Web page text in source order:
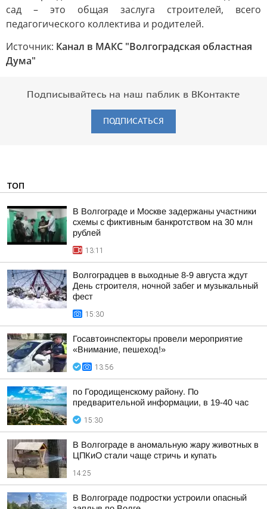
сад – это общая заслуга строителей, всего
педагогического коллектива и родителей.
Источник: Канал в МАКС "Волгоградская областная
Дума"
Подписывайтесь на наш паблик в ВКонтакте
ПОДПИСАТЬСЯ
ТОП
В Волгограде и Москве задержаны участники
схемы с фиктивным банкротством на 30 млн
рублей
13:11
Волгоградцев в выходные 8-9 августа ждут
День строителя, ночной забег и музыкальный
фест
15:30
Госавтоинспекторы провели мероприятие
«Внимание, пешеход!»
13:56
по Городищенскому району. По
предварительной информации, в 19-40 час
15:30
В Волгограде в аномальную жару животных в
ЦПКиО стали чаще стричь и купать
14:25
В Волгограде подростки устроили опасный